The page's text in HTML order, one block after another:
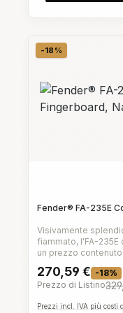
Sconto
-18%
Fender® FA-235E
Visivamente
fiammato, l'FA-
un prezzo
creano uno
eccezionale.La
principali:Sia i
270,59 € -18%
Prezzo di Listino
Prezzi incl. IVA più costi